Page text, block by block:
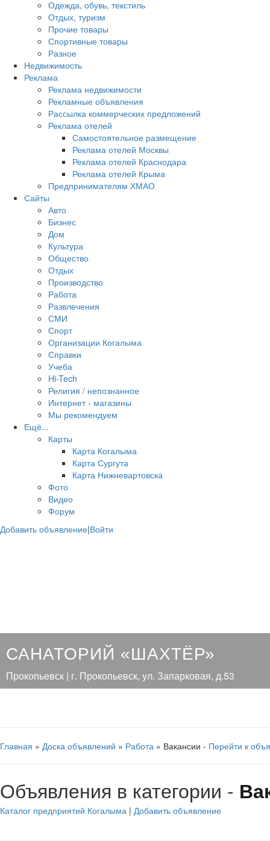
Одежда, обувь, текстиль
Отдых, туризм
Прочие товары
Спортивные товары
Разное
Недвижимость
Реклама
Реклама недвижимости
Рекламные объявления
Рассылка коммерческих предложений
Реклама отелей
Самостоятельное размещение
Реклама отелей Москвы
Реклама отелей Краснодара
Реклама отелей Крыма
Предпринимателям ХМАО
Сайты
Авто
Бизнес
Дом
Культура
Общество
Отдых
Производство
Работа
Развлечения
СМИ
Спорт
Организации Когалыма
Справки
Учеба
Hi-Tech
Религия / непознанное
Интернет - магазины
Мы рекомендуем
Ещё...
Карты
Карта Когалыма
Карта Сургута
Карта Нижневартовска
Фото
Видео
Форум
Добавить объявление|Войти
САНАТОРИЙ «ШАХТЁР»
Прокопьевск | г. Прокопьевск, ул. Запарковая, д.53
Главная » Доска объявлений » Работа » Вакансии - Перейти к
Объявления в категории -
Каталог предприятий Когалыма | Добавить объявление